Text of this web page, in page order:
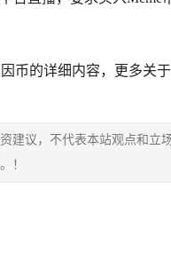
币的详细内容，更多关
建议，不代表本站观点和立
！